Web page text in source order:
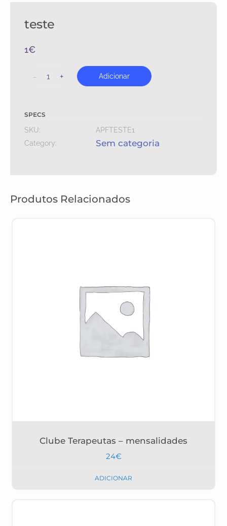
teste
1€
- + Adicionar
SPECS
SKU:
APFTESTE1
Category:
Sem categoria
Produtos Relacionados
Clube Terapeutas – mensalidades
24€
ADICIONAR